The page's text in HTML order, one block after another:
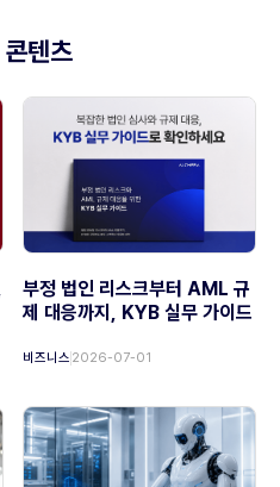
텐츠
부정 법인 리스크부터 AML 규
제 대응까지, KYB 실무 가이드
비즈니스 2026-07-01